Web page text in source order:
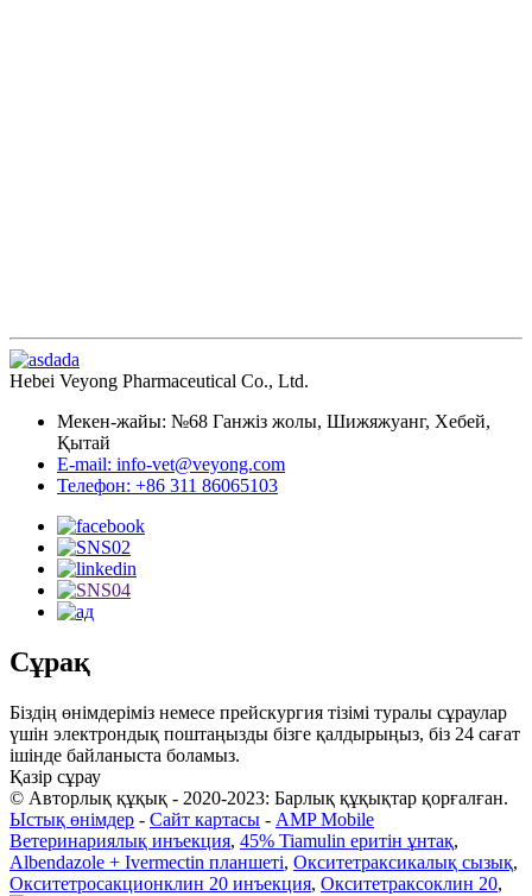
Hebei Veyong Pharmaceutical Co., Ltd.
Мекен-жайы: №68 Ганжіз жолы, Шижяжуанг, Хебей,
Қытай
E-mail: info-vet@veyong.com
Телефон: +86 311 86065103
Сұрақ
Біздің өнімдеріміз немесе прейскургия тізімі туралы сұраулар
үшін электрондық поштаңызды бізге қалдырыңыз, біз 24 сағат
ішінде байланыста боламыз.
Қазір сұрау
© Авторлық құқық - 2020-2023: Барлық құқықтар қорғалған.
Ыстық өнімдер - Сайт картасы - AMP Mobile
Ветеринариялық инъекция, 45% Tiamulin еритін ұнтақ,
Albendazole + Ivermectin планшеті, Окситетраксикалық сызық,
Окситетросакционклин 20 инъекция, Окситетраксоклин 20,